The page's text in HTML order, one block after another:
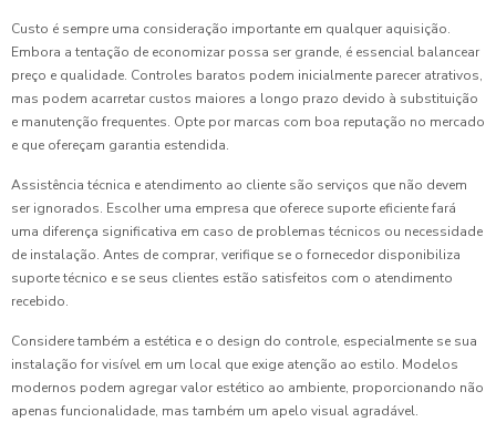
Custo é sempre uma consideração importante em qualquer aquisição.
Embora a tentação de economizar possa ser grande, é essencial balancear
preço e qualidade. Controles baratos podem inicialmente parecer atrativos,
mas podem acarretar custos maiores a longo prazo devido à substituição
e manutenção frequentes. Opte por marcas com boa reputação no mercado
e que ofereçam garantia estendida.
Assistência técnica e atendimento ao cliente são serviços que não devem
ser ignorados. Escolher uma empresa que oferece suporte eficiente fará
uma diferença significativa em caso de problemas técnicos ou necessidade
de instalação. Antes de comprar, verifique se o fornecedor disponibiliza
suporte técnico e se seus clientes estão satisfeitos com o atendimento
recebido.
Considere também a estética e o design do controle, especialmente se sua
instalação for visível em um local que exige atenção ao estilo. Modelos
modernos podem agregar valor estético ao ambiente, proporcionando não
apenas funcionalidade, mas também um apelo visual agradável.